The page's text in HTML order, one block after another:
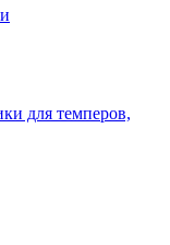
для темперов,